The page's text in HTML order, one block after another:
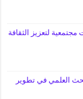
مجتمعية لتعزيز الثقافة
العلمي في تطوير